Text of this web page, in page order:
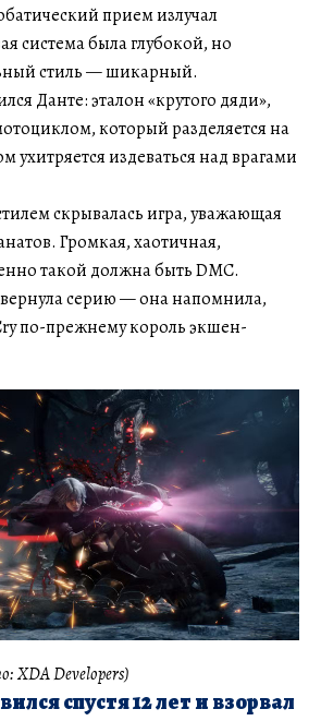
прием излучал
система была глубокой, но
стиль — шикарный.
Данте: эталон «крутого дяди»,
который разделяется на
ухитряется издеваться над врагами
скрывалась игра, уважающая
Громкая, хаотичная,
такой должна быть DMC.
серию — она напомнила,
по-прежнему король экшен-
XDA Developers)
спустя 12 лет и взорвал